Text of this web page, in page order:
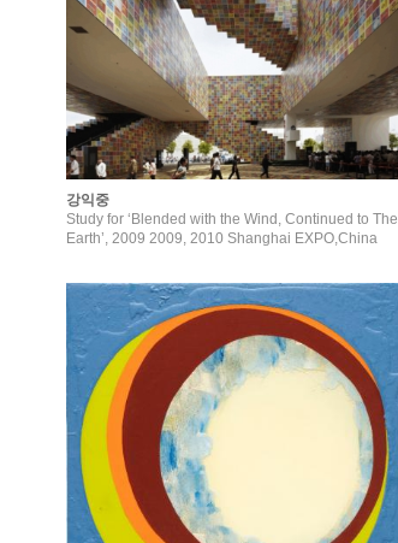
강익중
Study for ‘Blended with the Wind, Continued to The
Earth’, 2009 2009, 2010 Shanghai EXPO,China